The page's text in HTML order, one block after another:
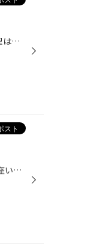
こんにちは、タイヤ館武雄店の唐揚げ大好きおじさん中道です。 あまり家では料理は作らないのですが一度唐揚げは作ってみたかったので作ってみた！ 材料いれてタッパーを揉み揉みします。 そして1時間寝かしつけて…170度の油へダイブ… 完成！(焦げてやがる… 味は普通でした！(焦げてるとこ苦い… ま...
タイヤ館武雄店の橋口です。 先月は沢山のお客様に ご来店いただきありがとう御座いました 今月も頑張りま〜す‼️ さてさて、3月から製作やってる GT-Ｒあまり進んでません・・・ 今回は、フロントバンパーにリップ？ みたいなスポイラー取り付け リアバンパーにも取り付け〜 そろそろ完成と思いきや...